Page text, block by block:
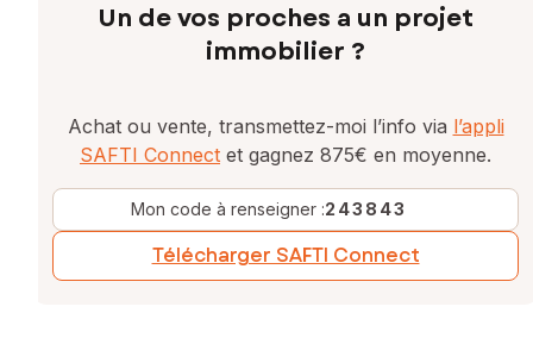
Un de vos proches a un projet
immobilier ?
Achat ou vente, transmettez-moi l’info via l’appli
SAFTI Connect et gagnez 875€ en moyenne.
Mon code à renseigner :243843
Télécharger SAFTI Connect